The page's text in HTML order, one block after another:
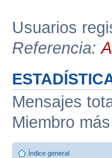
Usuarios
Referencia:
Mensajes
Miembro
Índice general